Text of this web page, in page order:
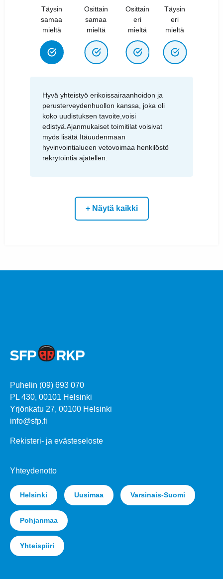
Täysin
samaa
mieltä
Osittain
samaa
mieltä
Osittain
eri
mieltä
Täysin
eri
mieltä
Hyvä yhteistyö erikoissairaanhoidon ja
perusterveydenhuollon kanssa, joka oli
koko uudistuksen tavoite,voisi
edistyä.Ajanmukaiset toimitilat voisivat
myös lisätä Itäuudenmaan
hyvinvointialueen vetovoimaa henkilöstö
rekrytointia ajatellen.
+ Näytä kaikki
Puhelin (09) 693 070
PL 430, 00101 Helsinki
Yrjönkatu 27, 00100 Helsinki
info@sfp.fi
Rekisteri- ja evästeseloste
Yhteydenotto
Helsinki Uusimaa Varsinais-Suomi
Pohjanmaa
Yhteispiiri